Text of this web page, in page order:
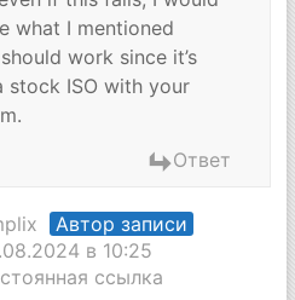
what I mentioned
work since it’s
stock ISO with your
Ответ
Автор записи
в 10:25
ссылка